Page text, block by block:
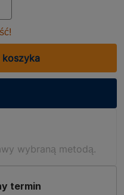
wybraną metodą.
termin